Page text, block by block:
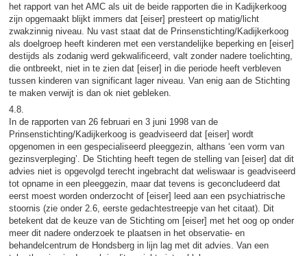
het rapport van het AMC als uit de beide rapporten die in Kadijkerkoog
zijn opgemaakt blijkt immers dat [eiser] presteert op matig/licht
zwakzinnig niveau. Nu vast staat dat de Prinsenstichting/Kadijkerkoog
als doelgroep heeft kinderen met een verstandelijke beperking en [eiser]
destijds als zodanig werd gekwalificeerd, valt zonder nadere toelichting,
die ontbreekt, niet in te zien dat [eiser] in die periode heeft verbleven
tussen kinderen van significant lager niveau. Van enig aan de Stichting
te maken verwijt is dan ok niet gebleken.
4.8.
In de rapporten van 26 februari en 3 juni 1998 van de
Prinsenstichting/Kadijkerkoog is geadviseerd dat [eiser] wordt
opgenomen in een gespecialiseerd pleeggezin, althans ‘een vorm van
gezinsverpleging’. De Stichting heeft tegen de stelling van [eiser] dat dit
advies niet is opgevolgd terecht ingebracht dat weliswaar is geadviseerd
tot opname in een pleeggezin, maar dat tevens is geconcludeerd dat
eerst moest worden onderzocht of [eiser] leed aan een psychiatrische
stoornis (zie onder 2.6, eerste gedachtestreepje van het citaat). Dit
betekent dat de keuze van de Stichting om [eiser] met het oog op onder
meer dit nadere onderzoek te plaatsen in het observatie- en
behandelcentrum de Hondsberg in lijn lag met dit advies. Van een